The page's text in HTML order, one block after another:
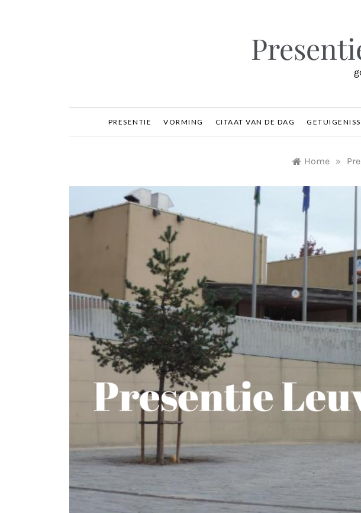
PRESENTIE VORMING CITAAT VAN DE DAG
Home »